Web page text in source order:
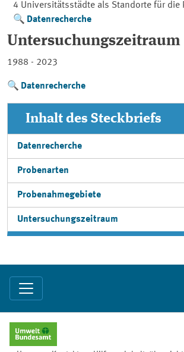
4 Universitätsstädte als Standorte für die
Datenrecherche
Untersuchungszeitraum
1988 - 2023
Datenrecherche
Inhalt des Steckbriefs
Datenrecherche
Probenarten
Probenahmegebiete
Untersuchungszeitraum